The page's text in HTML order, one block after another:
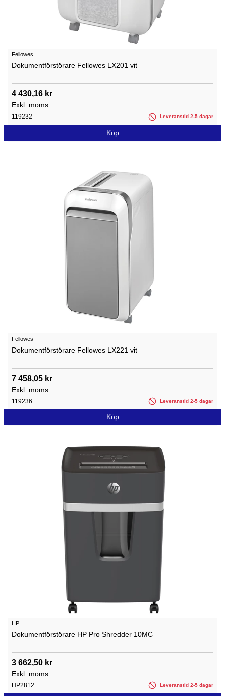
Fellowes
Dokumentförstörare Fellowes LX201 vit
4 430,16 kr
Exkl. moms
119232 Leveranstid 2-5 dagar
Köp
Fellowes
Dokumentförstörare Fellowes LX221 vit
7 458,05 kr
Exkl. moms
119236 Leveranstid 2-5 dagar
Köp
HP
Dokumentförstörare HP Pro Shredder 10MC
3 662,50 kr
Exkl. moms
HP2812 Leveranstid 2-5 dagar